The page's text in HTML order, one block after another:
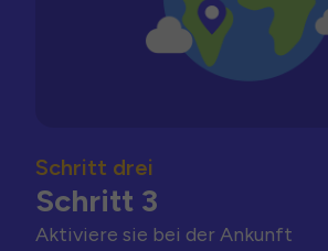
Schritt drei
Schritt 3
Aktiviere sie bei der Ankunft